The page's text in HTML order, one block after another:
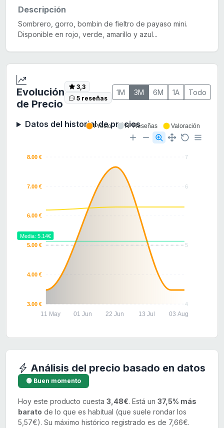
Descripción
Sombrero, gorro, bombin de fieltro de payaso mini.
Disponible en rojo, verde, amarillo y azul...
Evolución
de Precio
3,3
5 reseñas
1M 3M 6M 1A Todo
Datos del historial de precios
7
6
5
4
8.00 €
7.00 €
6.00 €
5.00 €
4.00 €
3.00 €
11 May 01 Jun 22 Jun 13 Jul 03 Aug
Media: 5.14€
Precio Nº Reseñas Valoración
Análisis del precio basado en datos
🟢 Buen momento
Hoy este producto cuesta 3,48€. Está un 37,5% más
barato de lo que es habitual (que suele rondar los
5,57€). Su máximo histórico registrado es de 7,66€.